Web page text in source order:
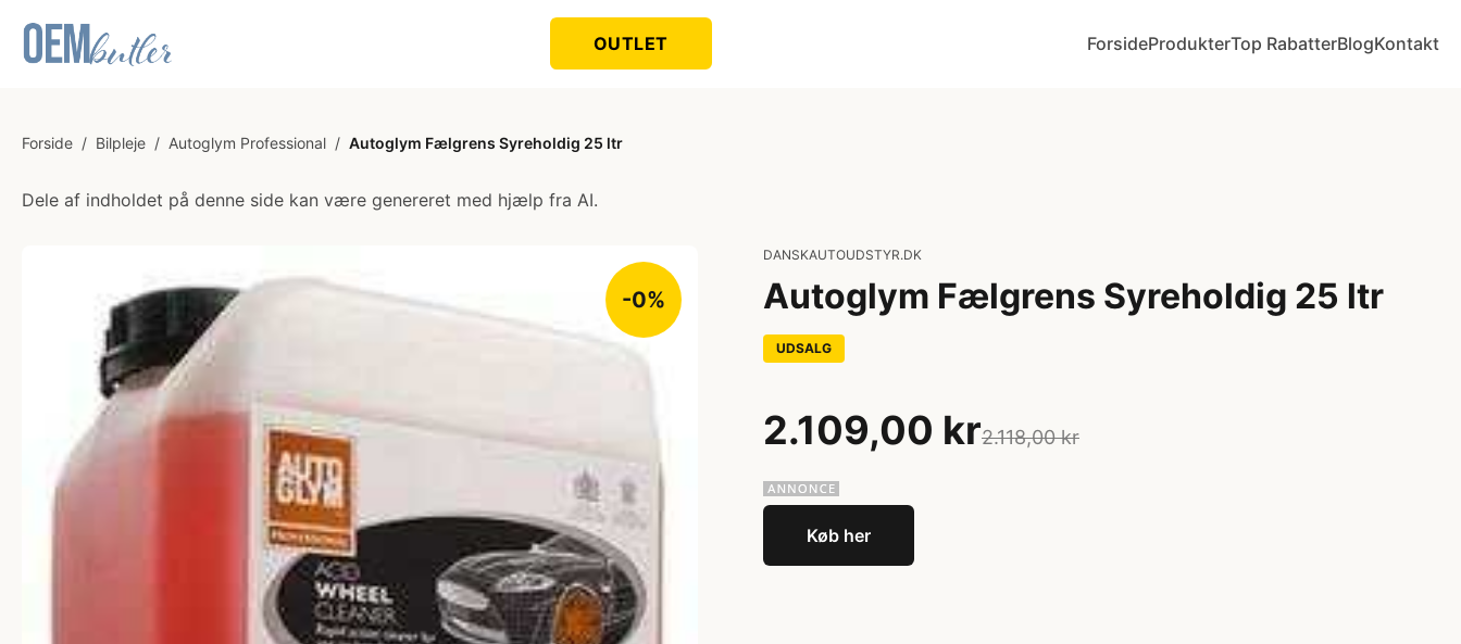
OUTLET ForsideProdukterTop RabatterBlogKontakt
Forside / Bilpleje / Autoglym Professional / Autoglym Fælgrens Syreholdig 25 ltr
Dele af indholdet på denne side kan være genereret med hjælp fra AI.
-0%
DANSKAUTOUDSTYR.DK
Autoglym Fælgrens Syreholdig 25 ltr
UDSALG
2.109,00 kr2.118,00 kr
Køb her